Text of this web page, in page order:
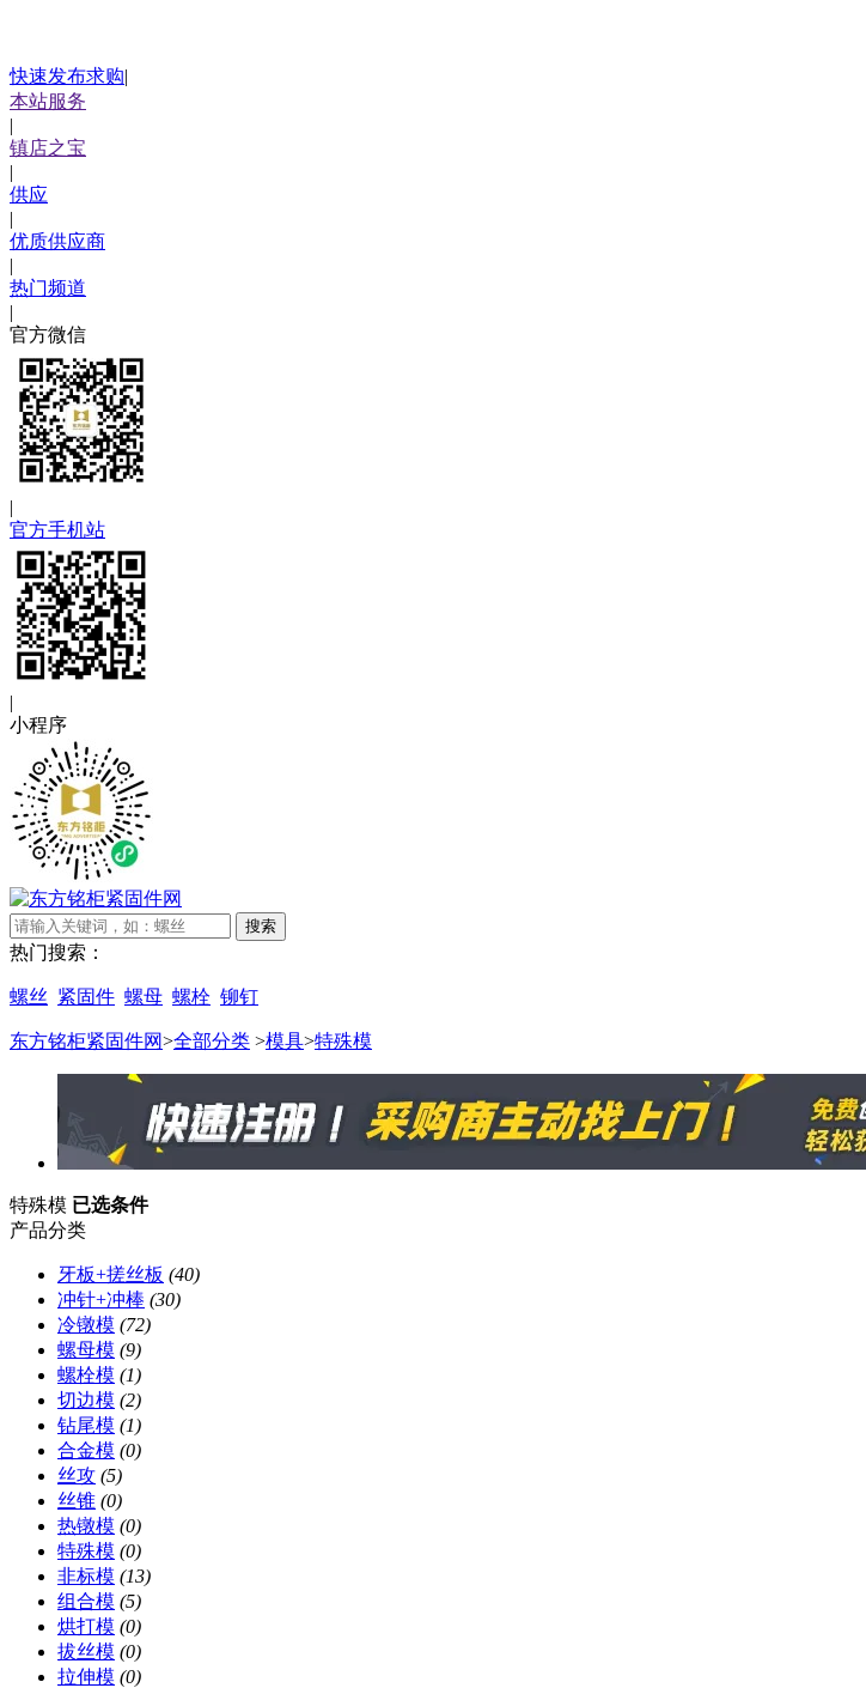
快速发布求购|
本站服务
|
镇店之宝
|
供应
|
优质供应商
|
热门频道
|
官方微信
|
官方手机站
|
小程序
搜索
热门搜索：
螺丝 紧固件 螺母 螺栓 铆钉
东方铭柜紧固件网>全部分类 >模具>特殊模
特殊模 已选条件
产品分类
牙板+搓丝板 (40)
冲针+冲棒 (30)
冷镦模 (72)
螺母模 (9)
螺栓模 (1)
切边模 (2)
钻尾模 (1)
合金模 (0)
丝攻 (5)
丝锥 (0)
热镦模 (0)
特殊模 (0)
非标模 (13)
组合模 (5)
烘打模 (0)
拔丝模 (0)
拉伸模 (0)